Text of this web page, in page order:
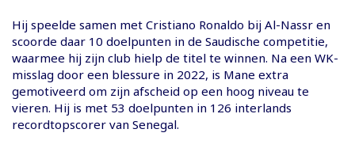
Hij speelde samen met Cristiano Ronaldo bij Al-Nassr en
scoorde daar 10 doelpunten in de Saudische competitie,
waarmee hij zijn club hielp de titel te winnen. Na een WK-
misslag door een blessure in 2022, is Mane extra
gemotiveerd om zijn afscheid op een hoog niveau te
vieren. Hij is met 53 doelpunten in 126 interlands
recordtopscorer van Senegal.